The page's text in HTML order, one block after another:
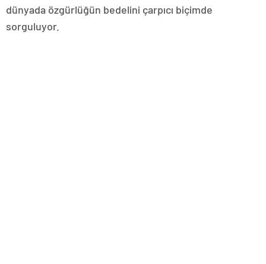
dünyada özgürlüğün bedelini çarpıcı biçimde
sorguluyor.